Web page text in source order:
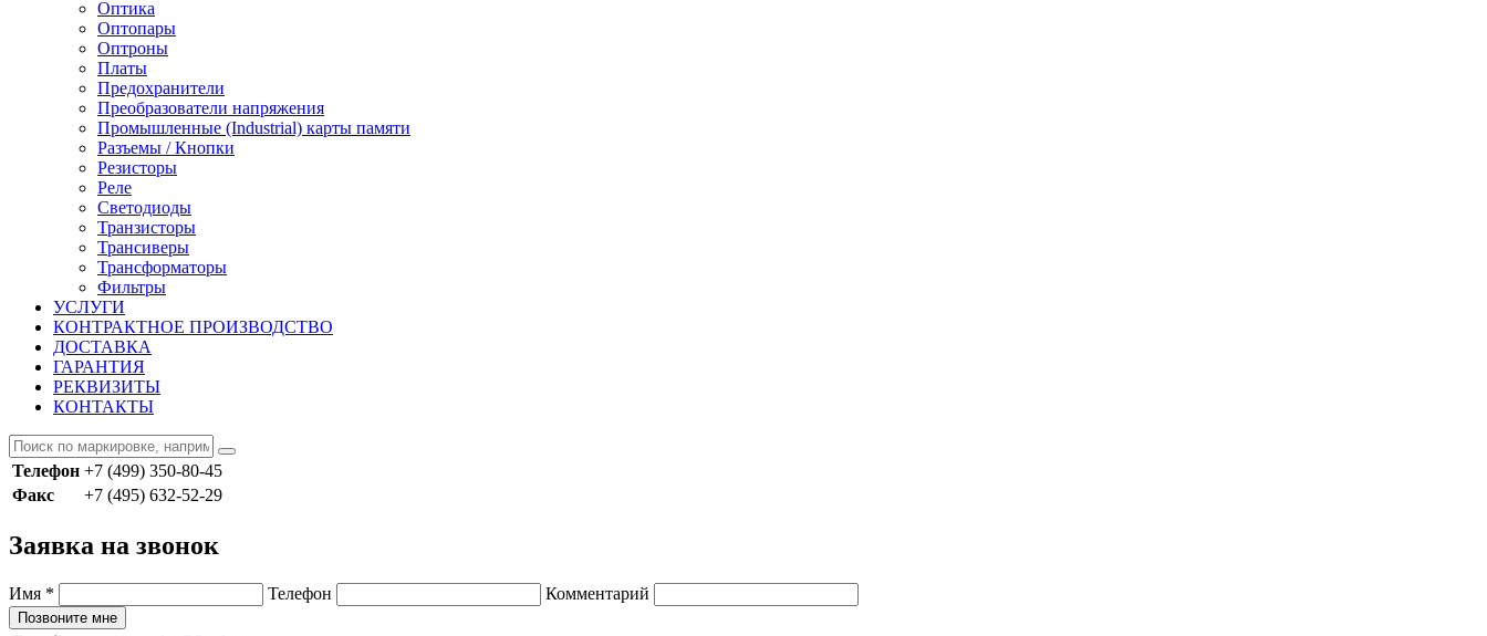
Оптика
Оптопары
Оптроны
Платы
Предохранители
Преобразователи напряжения
Промышленные (Industrial) карты памяти
Разъемы / Кнопки
Резисторы
Реле
Светодиоды
Транзисторы
Трансиверы
Трансформаторы
Фильтры
УСЛУГИ
КОНТРАКТНОЕ ПРОИЗВОДСТВО
ДОСТАВКА
ГАРАНТИЯ
РЕКВИЗИТЫ
КОНТАКТЫ
Телефон +7 (499) 350-80-45
Факс
+7 (495) 632-52-29
Заявка на звонок
Имя * Телефон Комментарий
Позвоните мне